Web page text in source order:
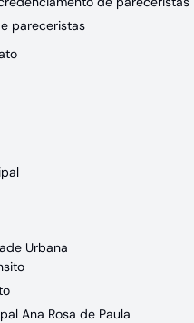
pareceristas
Urbana
Ana Rosa de Paula